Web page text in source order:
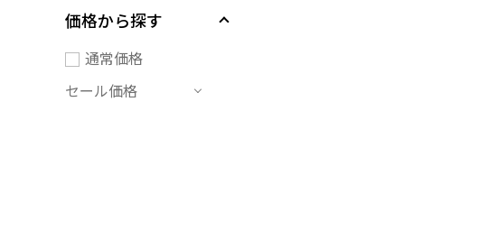
価格から探す
通常価格
セール価格